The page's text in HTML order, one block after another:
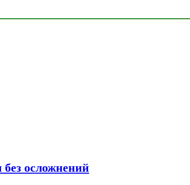
без осложнений